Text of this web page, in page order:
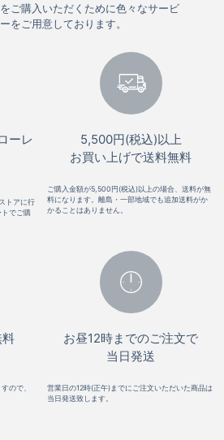
ご購入いただくために色々なサービ
をご用意しております。
ーレ
トアに行
でご購
5,500円(税込)以上
お買い上げで送料無料
ご購入金額が5,500円(税込)以上の場合、送料が無
料になります。離島・一部地域でも追加送料がか
かることはありません。
ので、
お昼12時までのご注文で
当日発送
営業日の12時(正午)までにご注文いただいた商品は
当日発送致します。